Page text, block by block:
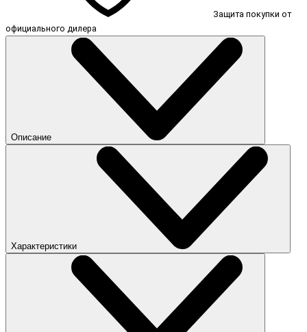
Защита покупки от
официального дилера
Описание
Характеристики